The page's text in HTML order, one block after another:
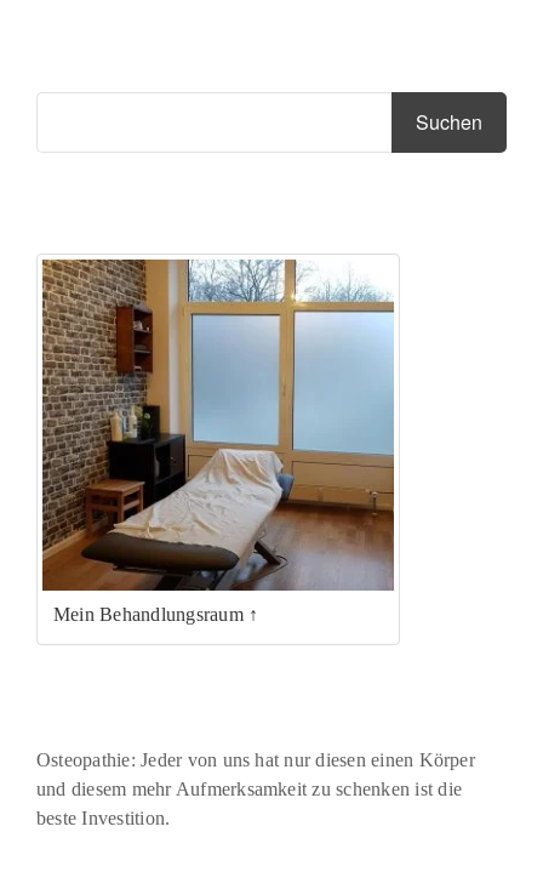
Mein Behandlungsraum ↑
Osteopathie: Jeder von uns hat nur diesen einen Körper
und diesem mehr Aufmerksamkeit zu schenken ist die
beste Investition.